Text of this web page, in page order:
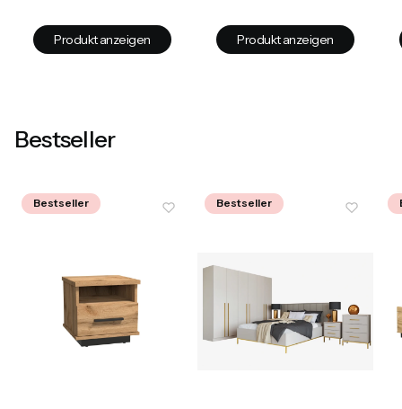
Produkt anzeigen Produkt anzeigen
Bestseller
Bestseller Bestseller